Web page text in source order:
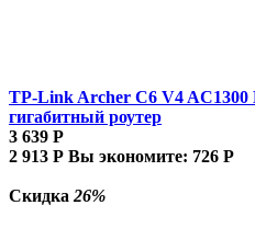
TP-Link Archer C6 V4
гигабитный роутер
3 639 Р
2 913 Р Вы экономите: 726 Р
Скидка 26%